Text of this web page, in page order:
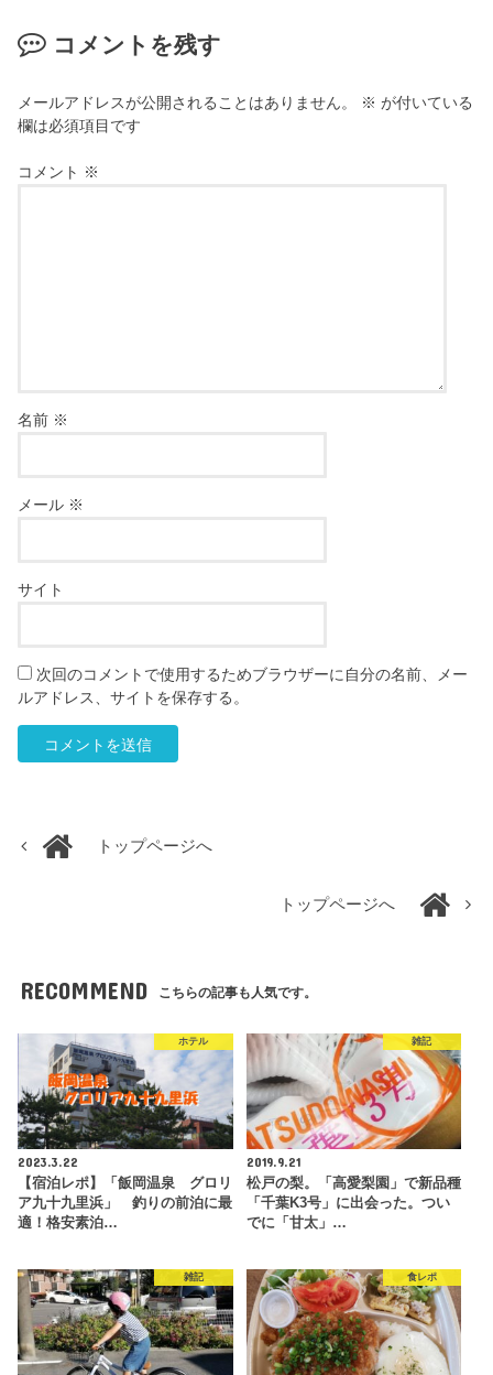
コメントを残す
メールアドレスが公開されることはありません。 ※ が付いている
欄は必須項目です
コメント ※
名前 ※
メール ※
サイト
次回のコメントで使用するためブラウザーに自分の名前、メー
ルアドレス、サイトを保存する。
トップページへ
トップページへ
RECOMMEND こちらの記事も人気です。
ホテル
2023.3.22
【宿泊レポ】「飯岡温泉 グロリ
ア九十九里浜」 釣りの前泊に最
適！格安素泊…
雑記
2019.9.21
松戸の梨。「高愛梨園」で新品種
「千葉K3号」に出会った。つい
でに「甘太」…
雑記 食レポ